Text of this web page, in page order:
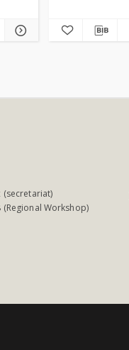
(secretariat)
(Regional Workshop)